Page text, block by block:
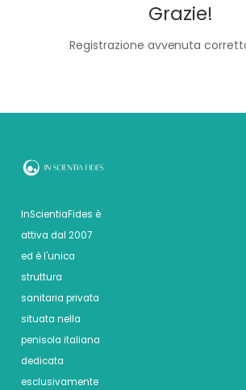
Grazie!
Registrazione avvenuta
InScientiaFides è
attiva dal 2007
ed è l'unica
struttura
sanitaria privata
situata nella
penisola italiana
dedicata
esclusivamente